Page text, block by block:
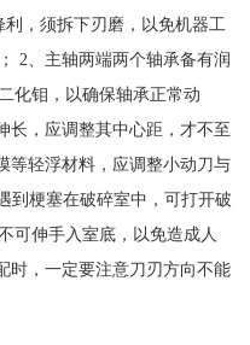
，须拆下刃磨，以免机器工
2、主轴两端两个轴承备有润
化钼，以确保轴承正常动
长，应调整其中心距，才不至
等轻浮材料，应调整小动刀与
到梗塞在破碎室中，可打开破
可伸手入室底，以免造成人
时，一定要注意刀刃方向不能